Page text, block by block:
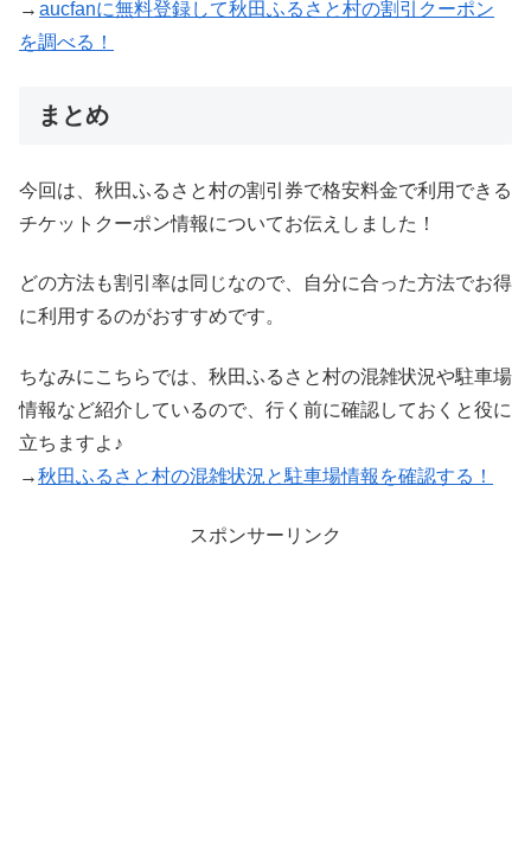
→ aucfanに無料登録して秋田ふるさと村の割引クーポン
を調べる！
まとめ
今回は、秋田ふるさと村の割引券で格安料金で利用できる
チケットクーポン情報についてお伝えしました！
どの方法も割引率は同じなので、自分に合った方法でお得
に利用するのがおすすめです。
ちなみにこちらでは、秋田ふるさと村の混雑状況や駐車場
情報など紹介しているので、行く前に確認しておくと役に
立ちますよ♪
→秋田ふるさと村の混雑状況と駐車場情報を確認する！
スポンサーリンク